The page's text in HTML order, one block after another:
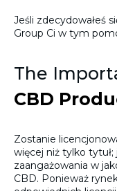
Jeśli zdecydowałeś
Group Ci w tym
The
CBD
Zostanie
więcej niż tylko
zaangażowania w
CBD. Ponieważ